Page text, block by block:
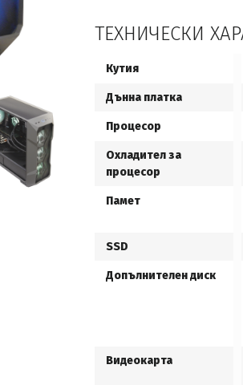
ТЕХНИЧЕСКИ
Кутия
Дънна платка
Процесор
Охладител за
процесор
Памет
SSD
Допълнителен диск
Видеокарта